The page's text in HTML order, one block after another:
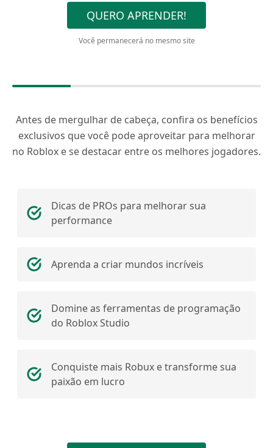
QUERO APRENDER!
Você permanecerá no mesmo site
Antes de mergulhar de cabeça, confira os benefícios
exclusivos que você pode aproveitar para melhorar
no Roblox e se destacar entre os melhores jogadores.
Dicas de PROs para melhorar sua
performance
Aprenda a criar mundos incríveis
Domine as ferramentas de programação
do Roblox Studio
Conquiste mais Robux e transforme sua
paixão em lucro